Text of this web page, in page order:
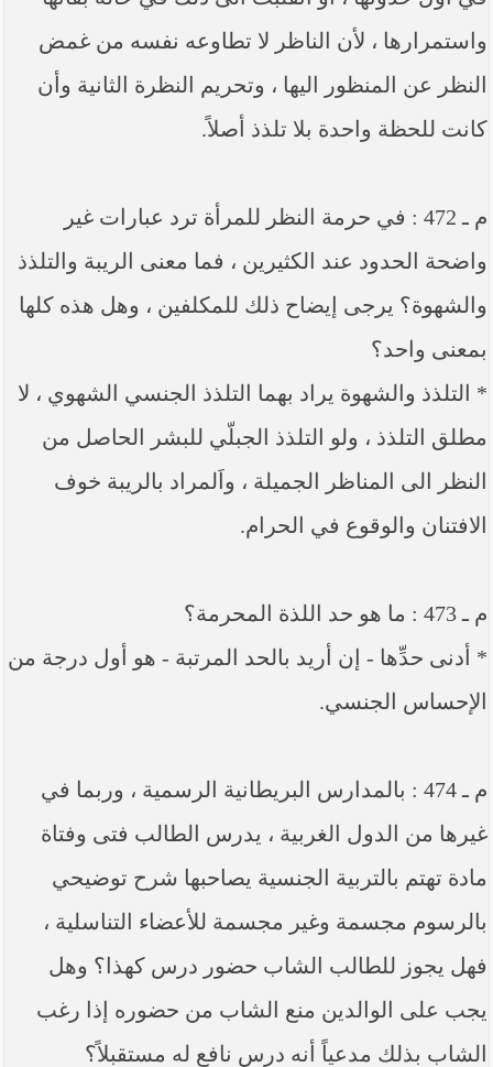
واستمرارها ، لأن الناظر لا تطاوعه نفسه من غمض
النظر عن المنظور اليها ، وتحريم النظرة الثانية وأن
كانت للحظة واحدة بلا تلذذ أصلاً.
م ـ 472 : في حرمة النظر للمرأة ترد عبارات غير
واضحة الحدود عند الكثيرين ، فما معنى الريبة والتلذذ
والشهوة؟ يرجى إيضاح ذلك للمكلفين ، وهل هذه كلها
بمعنى واحد؟
* التلذذ والشهوة يراد بهما التلذذ الجنسي الشهوي ، لا
مطلق التلذذ ، ولو التلذذ الجبلّي للبشر الحاصل من
النظر الى المناظر الجميلة ، واَلمراد بالريبة خوف
الافتنان والوقوع في الحرام.
م ـ 473 : ما هو حد اللذة المحرمة؟
* أدنى حدِّها - إن أريد بالحد المرتبة - هو أول درجة من
الإحساس الجنسي.
م ـ 474 : بالمدارس البريطانية الرسمية ، وربما في
غيرها من الدول الغربية ، يدرس الطالب فتى وفتاة
مادة تهتم بالتربية الجنسية يصاحبها شرح توضيحي
بالرسوم مجسمة وغير مجسمة للأعضاء التناسلية ،
فهل يجوز للطالب الشاب حضور درس كهذا؟ وهل
يجب على الوالدين منع الشاب من حضوره إذا رغب
الشاب بذلك مدعياً أنه درس نافع له مستقبلاً؟